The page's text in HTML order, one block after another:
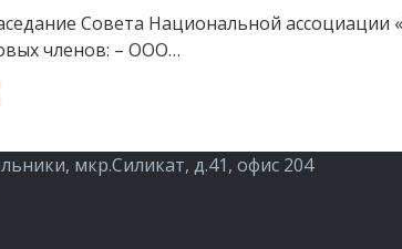
Совета Национальной
членов: – ООО…
мкр.Силикат, д.41, офис 204